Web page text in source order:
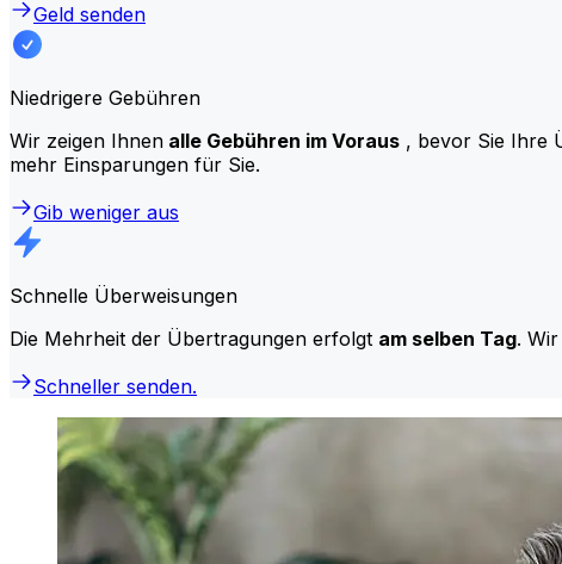
Geld senden
Niedrigere Gebühren
Wir zeigen Ihnen alle Gebühren im Voraus , bevor Sie Ihre
mehr Einsparungen für Sie.
Gib weniger aus
Schnelle Überweisungen
Die Mehrheit der Übertragungen erfolgt am selben Tag.
Schneller senden.